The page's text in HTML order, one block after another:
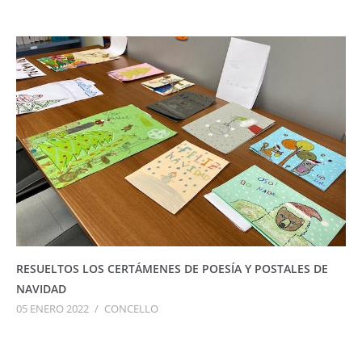
RESUELTOS LOS CERTÁMENES DE POESÍA Y POSTALES DE
NAVIDAD
05 ENERO 2022 / CONCELLO